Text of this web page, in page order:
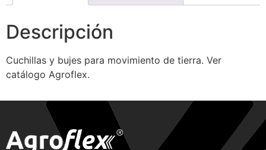
Descripción
Cuchillas y bujes para movimiento de tierra. Ver
catálogo Agroflex.